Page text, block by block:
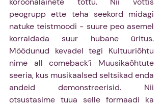
peogrupp ette teha seekord midagi
natuke teistmoodi - suure peo asemel
korraldada suur hubane üritus.
Möödunud kevadel tegi Kultuuriõhtu
nime all comeback’i Muusikaõhtute
seeria, kus musikaalsed seltsikad enda
andeid demonstreerisid. Nii
otsustasime tuua selle formaadi ka